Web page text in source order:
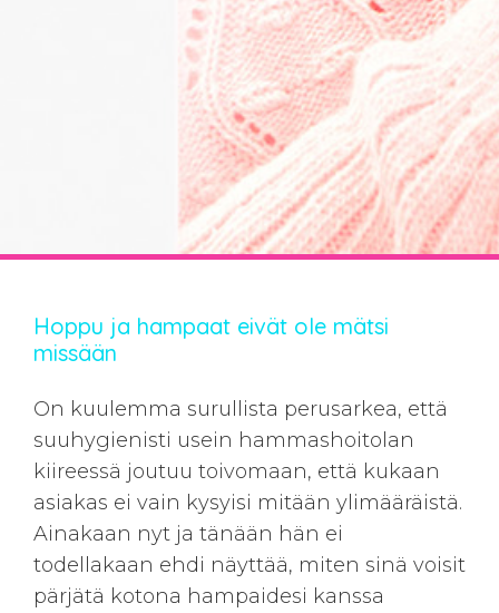
Hoppu ja hampaat eivät ole mätsi
missään
On kuulemma surullista perusarkea, että
suuhygienisti usein hammashoitolan
kiireessä joutuu toivomaan, että kukaan
asiakas ei vain kysyisi mitään ylimääräistä.
Ainakaan nyt ja tänään hän ei
todellakaan ehdi näyttää, miten sinä voisit
pärjätä kotona hampaidesi kanssa